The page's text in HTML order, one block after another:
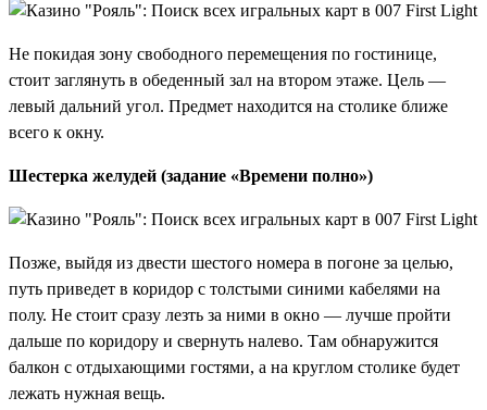
Не покидая зону свободного перемещения по гостинице,
стоит заглянуть в обеденный зал на втором этаже. Цель —
левый дальний угол. Предмет находится на столике ближе
всего к окну.
Шестерка желудей (задание «Времени полно»)
Позже, выйдя из двести шестого номера в погоне за целью,
путь приведет в коридор с толстыми синими кабелями на
полу. Не стоит сразу лезть за ними в окно — лучше пройти
дальше по коридору и свернуть налево. Там обнаружится
балкон с отдыхающими гостями, а на круглом столике будет
лежать нужная вещь.